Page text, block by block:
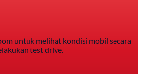
untuk melihat kondisi mobil secara
test drive.